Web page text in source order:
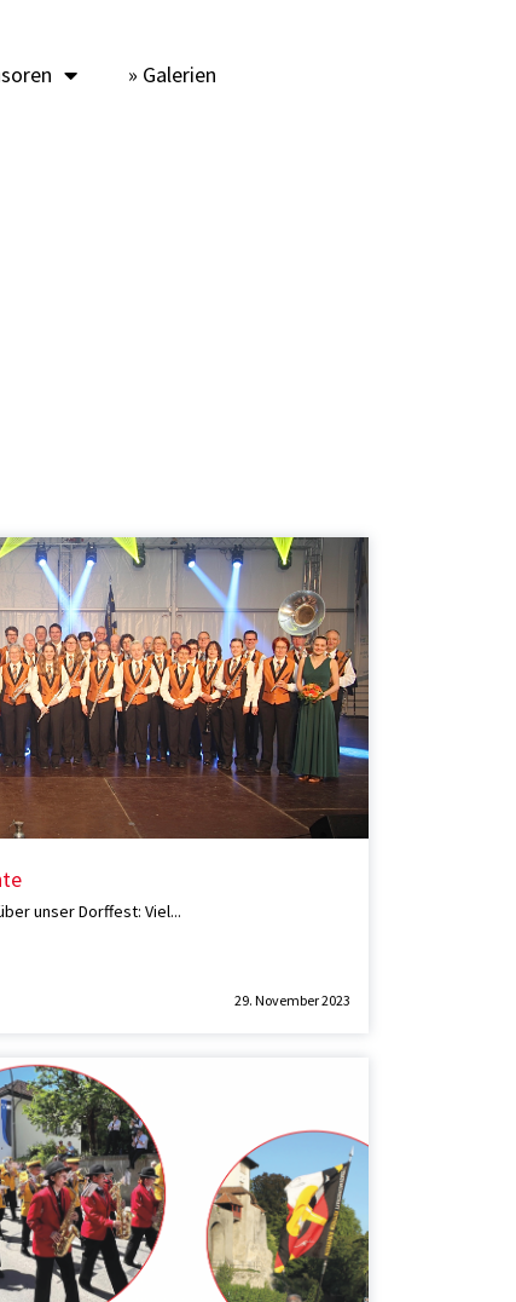
» Galerien
unser Dorffest: Viel...
29. November 2023